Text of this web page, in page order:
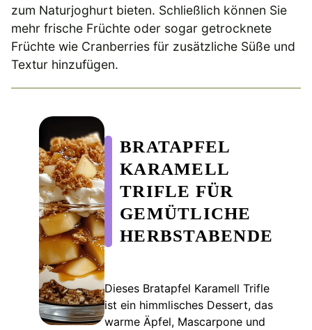
zum Naturjoghurt bieten. Schließlich können Sie
mehr frische Früchte oder sogar getrocknete
Früchte wie Cranberries für zusätzliche Süße und
Textur hinzufügen.
BRATAPFEL
KARAMELL
TRIFLE FÜR
GEMÜTLICHE
HERBSTABENDE
Dieses Bratapfel Karamell Trifle
ist ein himmlisches Dessert, das
warme Äpfel, Mascarpone und